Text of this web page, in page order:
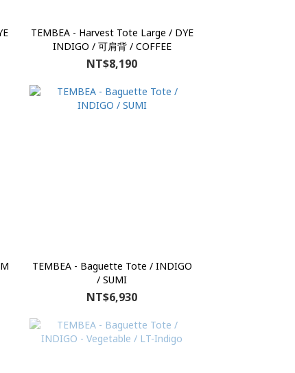
TEMBEA - Harvest Tote Large / DYE
INDIGO / 可肩背 / COFFEE
NT$8,190
TEMBEA - Baguette Tote / INDIGO
/ SUMI
NT$6,930